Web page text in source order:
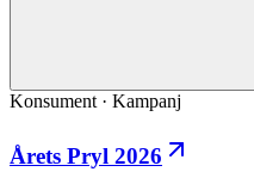
Konsument · Kampanj
Årets Pryl 2026